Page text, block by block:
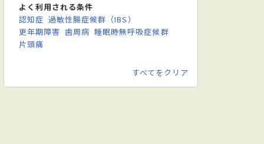
よく利用される条件
認知症 過敏性腸症候群（IBS）
更年期障害 歯周病 睡眠時無呼吸症候群
片頭痛
すべてをクリア